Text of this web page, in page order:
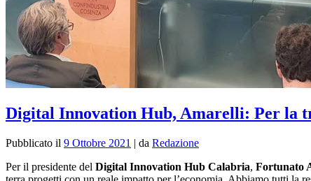
Digital Innovation Hub, Amarelli: Per la
Pubblicato il 9 Ottobre 2021 | da Redazione
Per il presidente del Digital Innovation Hub Calabria, Fortunato